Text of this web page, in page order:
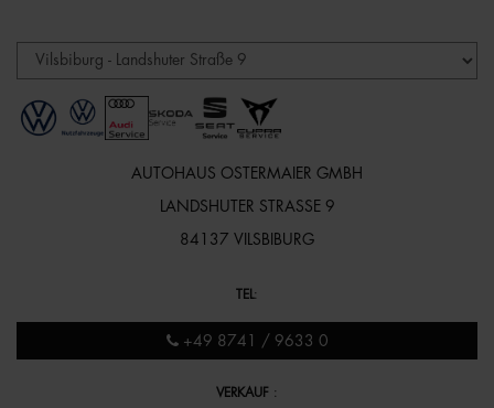
AUTOHAUS OSTERMAIER GMBH
LANDSHUTER STRASSE 9
84137 VILSBIBURG
TEL :
+49 8741 / 9633 0
VERKAUF :